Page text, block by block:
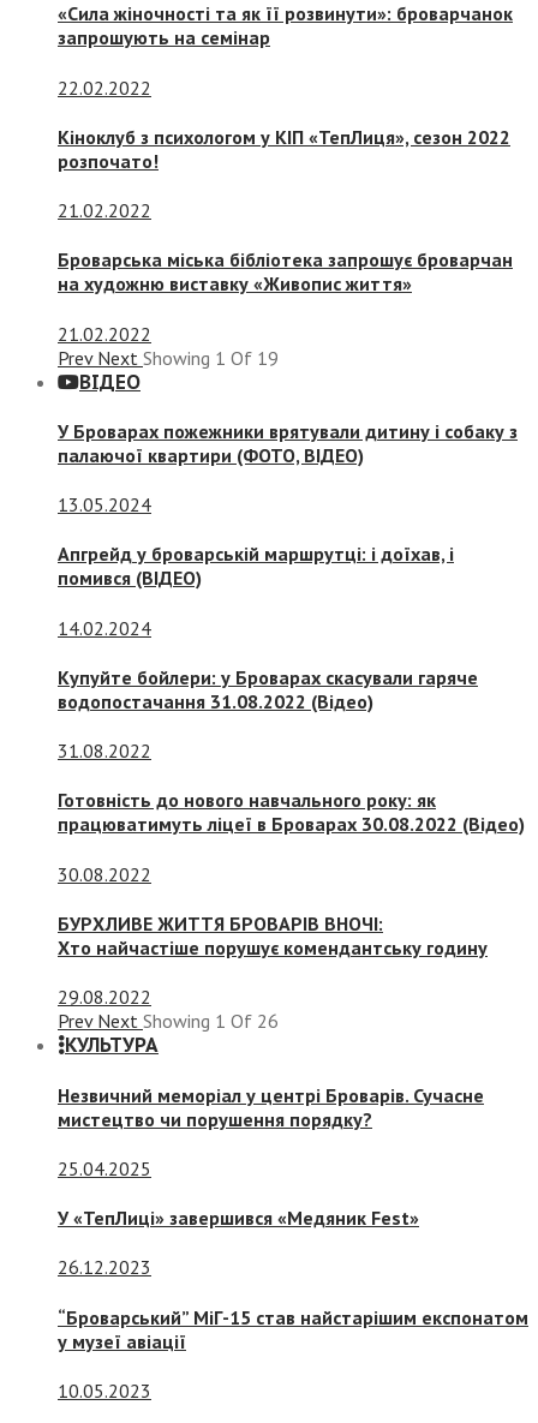
«Сила жіночності та як її розвинути»: броварчанок
запрошують на семінар
22.02.2022
Кіноклуб з психологом у КІП «ТепЛиця», сезон 2022
розпочато!
21.02.2022
Броварська міська бібліотека запрошує броварчан
на художню виставку «Живопис життя»
21.02.2022
Prev Next Showing 1 Of 19
ВІДЕО
У Броварах пожежники врятували дитину і собаку з
палаючої квартири (ФОТО, ВІДЕО)
13.05.2024
Апгрейд у броварській маршрутці: і доїхав, і
помився (ВІДЕО)
14.02.2024
Купуйте бойлери: у Броварах скасували гаряче
водопостачання 31.08.2022 (Відео)
31.08.2022
Готовність до нового навчального року: як
працюватимуть ліцеї в Броварах 30.08.2022 (Відео)
30.08.2022
БУРХЛИВЕ ЖИТТЯ БРОВАРІВ ВНОЧІ:
Хто найчастіше порушує комендантську годину
29.08.2022
Prev Next Showing 1 Of 26
КУЛЬТУРА
Незвичний меморіал у центрі Броварів. Сучасне
мистецтво чи порушення порядку?
25.04.2025
У «ТепЛиці» завершився «Медяник Fest»
26.12.2023
“Броварський” МіГ-15 став найстарішим експонатом
у музеї авіації
10.05.2023